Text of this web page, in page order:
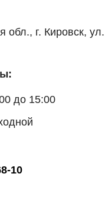
обл., г. Кировск,
до 15:00
10